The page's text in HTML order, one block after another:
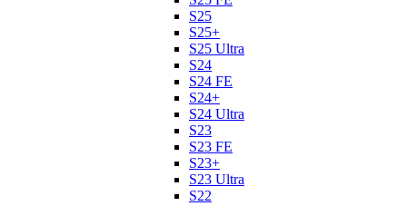
S25
S25+
S25 Ultra
S24
S24 FE
S24+
S24 Ultra
S23
S23 FE
S23+
S23 Ultra
S22